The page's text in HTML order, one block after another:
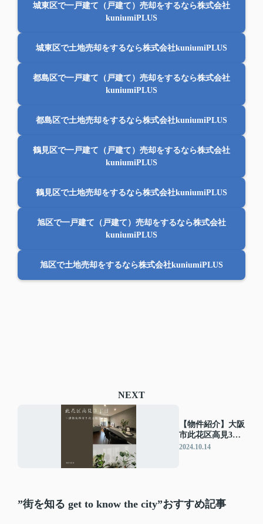
城東区で一戸建て（戸建て）売却をするなら株式会社
kuniumiPLUS
城東区で土地売却をするなら株式会社kuniumiPLUS
都島区で一戸建て（戸建て）売却をするなら株式会社
kuniumiPLUS
都島区で土地売却をするなら株式会社kuniumiPLUS
鶴見区で一戸建て（戸建て）売却をするなら株式会社
kuniumiPLUS
鶴見区で土地売却をするなら株式会社kuniumiPLUS
旭区で一戸建て（戸建て）売却をするなら株式会社
kuniumiPLUS
旭区で土地売却をするなら株式会社kuniumiPLUS
NEXT
【物件紹介】大阪
市此花区高見3丁
目～建築条件付き
2024.10.14
”街を知る get to know the city”おすすめ記事